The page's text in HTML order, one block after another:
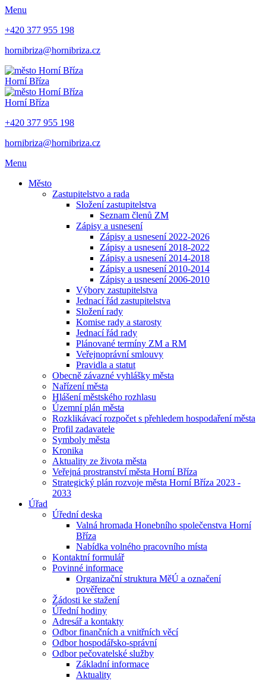
Menu
+420 377 955 198
hornibriza@hornibriza.cz
Horní Bříza
Horní Bříza
+420 377 955 198
hornibriza@hornibriza.cz
Menu
Město
Zastupitelstvo a rada
Složení zastupitelstva
Seznam členů ZM
Zápisy a usnesení
Zápisy a usnesení 2022-2026
Zápisy a usnesení 2018-2022
Zápisy a usnesení 2014-2018
Zápisy a usnesení 2010-2014
Zápisy a usnesení 2006-2010
Výbory zastupitelstva
Jednací řád zastupitelstva
Složení rady
Komise rady a starosty
Jednací řád rady
Plánované termíny ZM a RM
Veřejnoprávní smlouvy
Pravidla a statut
Obecně závazné vyhlášky města
Nařízení města
Hlášení městského rozhlasu
Územní plán města
Rozklikávací rozpočet s přehledem hospodaření města
Profil zadavatele
Symboly města
Kronika
Aktuality ze života města
Veřejná prostranství města Horní Bříza
Strategický plán rozvoje města Horní Bříza 2023 -
2033
Úřad
Úřední deska
Valná hromada Honebního společenstva Horní
Bříza
Nabídka volného pracovního místa
Kontaktní formulář
Povinné informace
Organizační struktura MěÚ a označení
pověřence
Žádosti ke stažení
Úřední hodiny
Adresář a kontakty
Odbor finančních a vnitřních věcí
Odbor hospodářsko-správní
Odbor pečovatelské služby
Základní informace
Aktuality